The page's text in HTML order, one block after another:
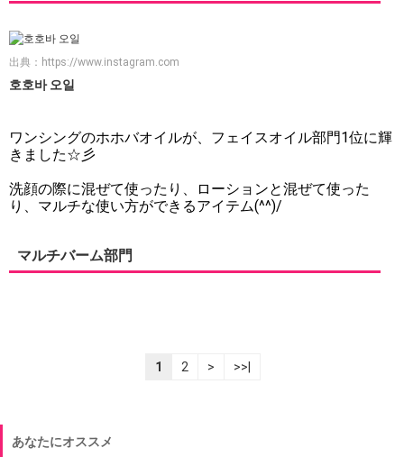
出典： https://www.instagram.com
호호바 오일
ワンシングのホホバオイルが、フェイスオイル部門1位に輝
きました☆彡
洗顔の際に混ぜて使ったり、ローションと混ぜて使った
り、マルチな使い方ができるアイテム(^^)/
マルチバーム部門
1 2 > >>|
あなたにオススメ